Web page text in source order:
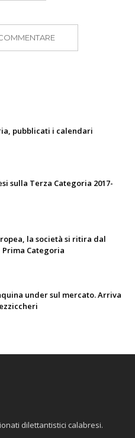
pubblicati i calendari
sulla Terza Categoria 2017-
la società si ritira dal
Categoria
under sul mercato. Arriva
dilettantistici calabresi.